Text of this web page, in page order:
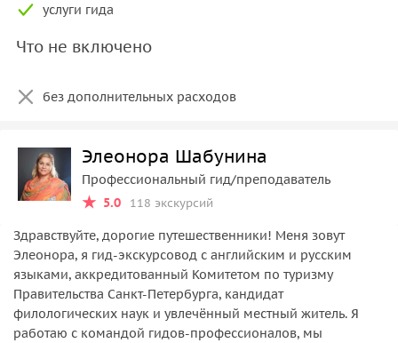
услуги гида
Что не включено
без дополнительных расходов
Элеонора Шабунина
Профессиональный гид/преподаватель
5.0
118 экскурсий
Здравствуйте, дорогие путешественники! Меня зовут
Элеонора, я гид-экскурсовод с английским и русским
языками, аккредитованный Комитетом по туризму
Правительства Санкт-Петербурга, кандидат
филологических наук и увлечённый местный житель. Я
работаю с командой гидов-профессионалов, мы